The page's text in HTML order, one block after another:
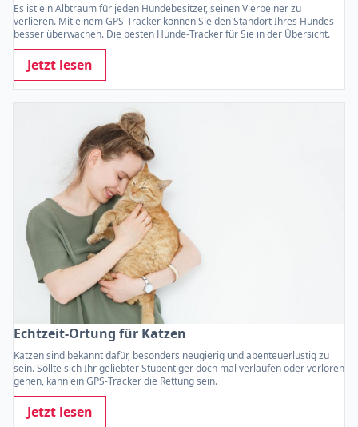
Es ist ein Albtraum für jeden Hundebesitzer, seinen Vierbeiner zu
verlieren. Mit einem GPS-Tracker können Sie den Standort Ihres Hundes
besser überwachen. Die besten Hunde-Tracker für Sie in der Übersicht.
Jetzt lesen
Echtzeit-Ortung für Katzen
Katzen sind bekannt dafür, besonders neugierig und abenteuerlustig zu
sein. Sollte sich Ihr geliebter Stubentiger doch mal verlaufen oder verloren
gehen, kann ein GPS-Tracker die Rettung sein.
Jetzt lesen